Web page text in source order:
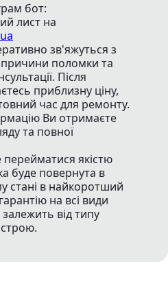
бот:
лист на
зв'яжуться з
поломки та
Після
приблизну ціну,
час для ремонту.
Ви отримаєте
та повної
якістю
буде повернута в
стані в найкоротший
на всі види
від типу